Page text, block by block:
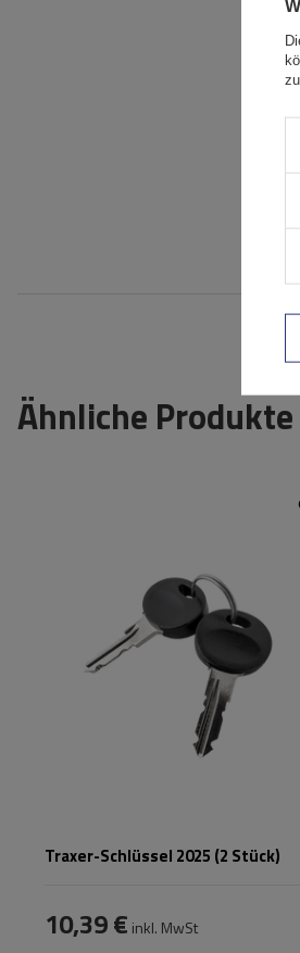
Ähnliche Produkte
Traxer-Schlüssel 2025 (2 Stück)
10,39 € inkl. MwSt